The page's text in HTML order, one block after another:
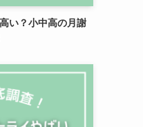
い？小中高の月謝